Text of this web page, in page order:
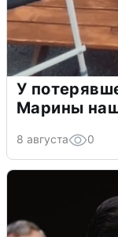
У
Марины
8 августа 0